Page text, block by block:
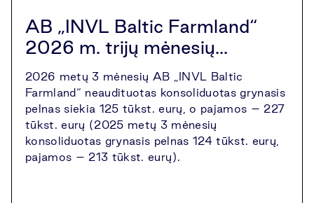
AB „INVL Baltic Farmland“
2026 m. trijų mėnesių...
2026 metų 3 mėnesių AB „INVL Baltic
Farmland“ neaudituotas konsoliduotas grynasis
pelnas siekia 125 tūkst. eurų, o pajamos – 227
tūkst. eurų (2025 metų 3 mėnesių
konsoliduotas grynasis pelnas 124 tūkst. eurų,
pajamos – 213 tūkst. eurų).